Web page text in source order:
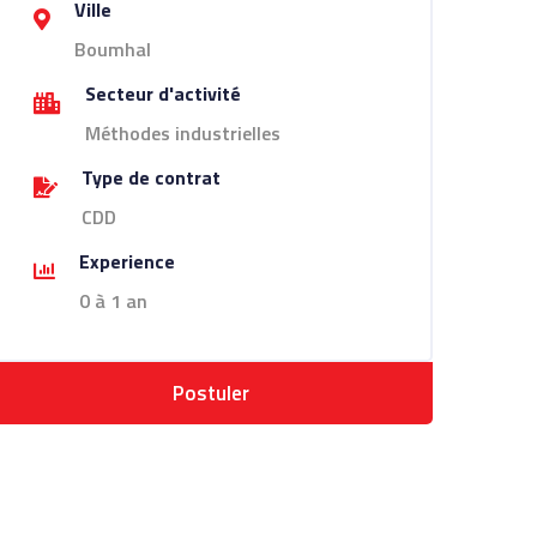
Ville
Boumhal
Secteur d'activité
Méthodes industrielles
Type de contrat
CDD
Experience
0 à 1 an
Postuler